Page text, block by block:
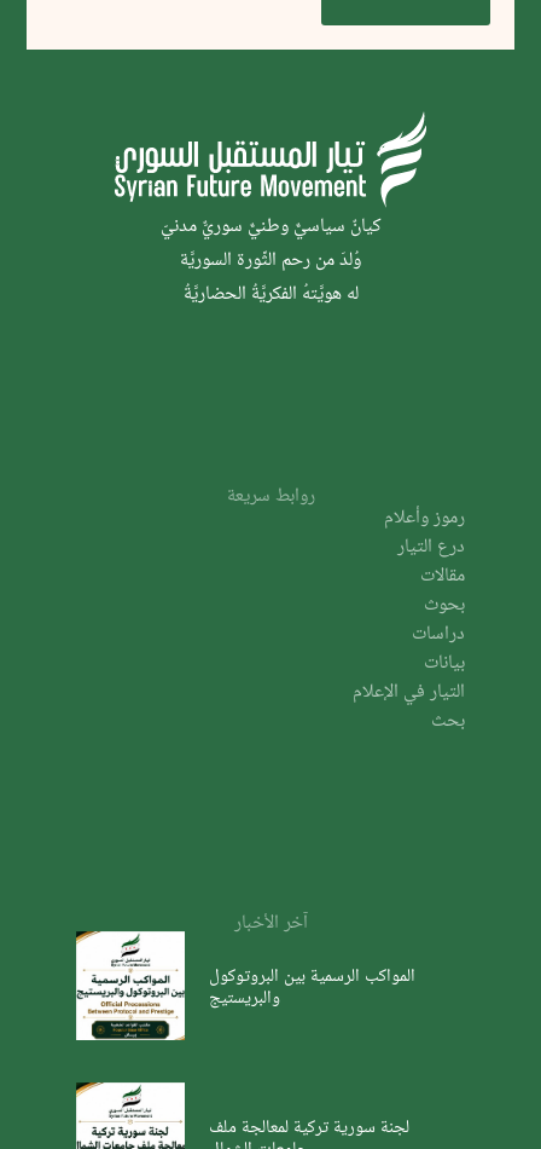
كيانٌ سياسيٌّ وطنيٌّ سوريٌّ مدنيّ
وُلدَ من رحم الثَّورة السوريَّة
له هويَّتهُ الفكريَّةُ الحضاريَّةُ
روابط سريعة
رموز وأعلام
درع التيار
مقالات
بحوث
دراسات
بيانات
التيار في الإعلام
بحث
آخر الأخبار
المواكب الرسمية بين البروتوكول
والبريستيج
لجنة سورية تركية لمعالجة ملف